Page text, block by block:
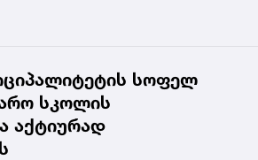
სოფელ
სკოლის
აქტიურად